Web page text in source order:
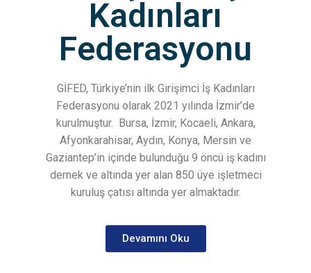
Kadınları
Federasyonu
GİFED, Türkiye’nin ilk Girişimci İş Kadınları
Federasyonu olarak 2021 yılında İzmir’de
kurulmuştur. Bursa, İzmir, Kocaeli, Ankara,
Afyonkarahisar, Aydın, Konya, Mersin ve
Gaziantep’in içinde bulunduğu 9 öncü iş kadını
dernek ve altında yer alan 850 üye işletmeci
kuruluş çatısı altında yer almaktadır.
Devamını Oku